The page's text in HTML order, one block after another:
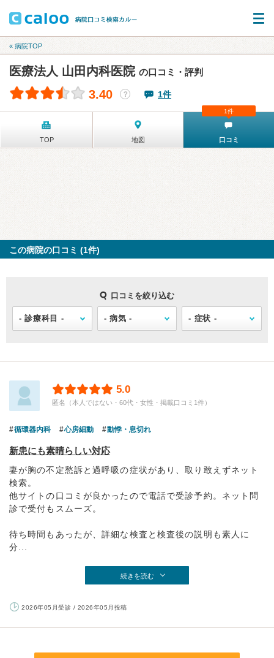
« 病院TOP
医療法人 山田内科医院 の口コミ・評判
3.40 ？ 1件
TOP 地図 口コミ
1件
この病院の口コミ (1件)
口コミを絞り込む
5.0
匿名（本人ではない・60代・女性・掲載口コミ1件）
循環器内科 心房細動 動悸・息切れ
新患にも素晴らしい対応
妻が胸の不定愁訴と過呼吸の症状があり、取り敢えずネット
検索。
他サイトの口コミが良かったので電話で受診予約。ネット問
診で受付もスムーズ。
待ち時間もあったが、詳細な検査と検査後の説明も素人に
分...
続きを読む
2026年05月受診 / 2026年05月投稿